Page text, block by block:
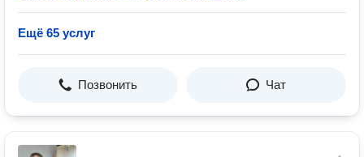
Ещё 65 услуг
Позвонить Чат